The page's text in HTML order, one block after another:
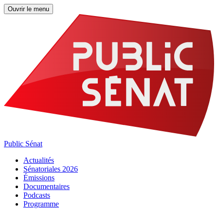
Ouvrir le menu
Public Sénat
Actualités
Sénatoriales 2026
Émissions
Documentaires
Podcasts
Programme